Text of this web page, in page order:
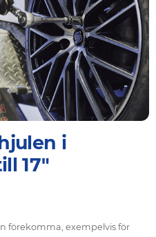
i
17"
förekomma, exempelvis för